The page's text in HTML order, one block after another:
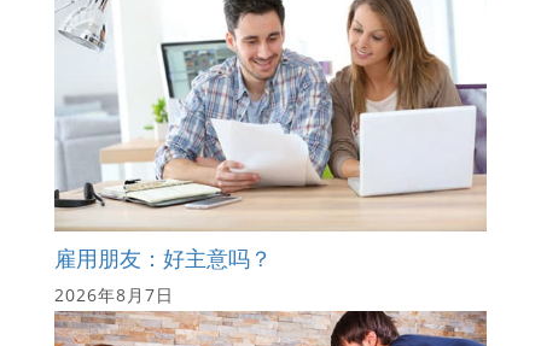
雇用朋友：好主意吗？
2026年8月7日